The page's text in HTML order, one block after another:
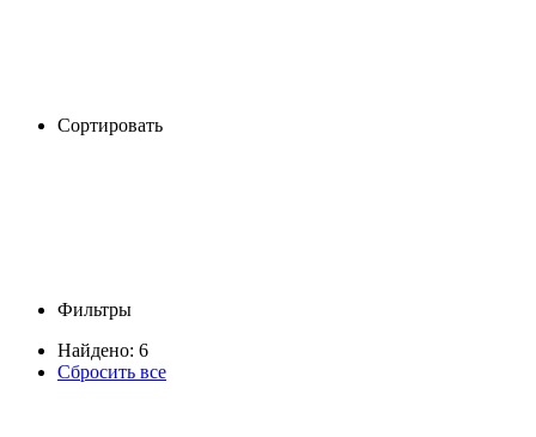
Сортировать
Фильтры
Найдено: 6
Сбросить все